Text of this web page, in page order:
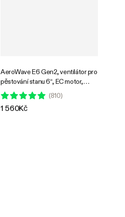
AeroWave E6 Gen2, ventilátor pro
pěstování stanu 6“, EC motor,
inteligentní ovládání, výkonný
oscilační ventilátor, černý
(810)
1 560Kč